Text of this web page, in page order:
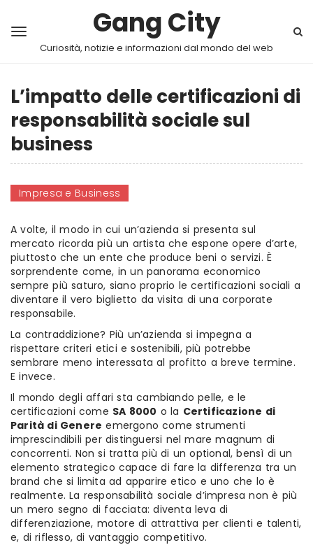
Gang City
Curiosità, notizie e informazioni dal mondo del web
L’impatto delle certificazioni di
responsabilità sociale sul
business
Impresa e Business
A volte, il modo in cui un’azienda si presenta sul
mercato ricorda più un artista che espone opere d’arte,
piuttosto che un ente che produce beni o servizi. È
sorprendente come, in un panorama economico
sempre più saturo, siano proprio le certificazioni sociali a
diventare il vero biglietto da visita di una corporate
responsabile.
La contraddizione? Più un’azienda si impegna a
rispettare criteri etici e sostenibili, più potrebbe
sembrare meno interessata al profitto a breve termine.
E invece.
Il mondo degli affari sta cambiando pelle, e le
certificazioni come SA 8000 o la Certificazione di
Parità di Genere emergono come strumenti
imprescindibili per distinguersi nel mare magnum di
concorrenti. Non si tratta più di un optional, bensì di un
elemento strategico capace di fare la differenza tra un
brand che si limita ad apparire etico e uno che lo è
realmente. La responsabilità sociale d’impresa non è più
un mero segno di facciata: diventa leva di
differenziazione, motore di attrattiva per clienti e talenti,
e, di riflesso, di vantaggio competitivo.